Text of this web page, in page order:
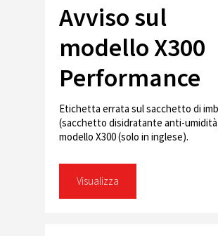
Avviso sul
modello X300
Performance
Hard Drive
Etichetta errata sul sacchetto di
(sacchetto disidratante anti-
modello X300 (solo in inglese).
Visualizza